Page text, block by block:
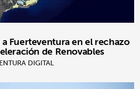
Fuerteventura en el rechazo
de Renovables
DIGITAL